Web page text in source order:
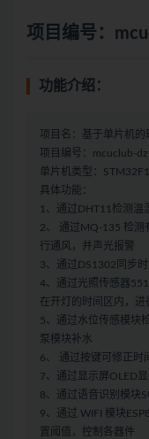
项目编号：
功能介绍：
项目名：基于单片机的
项目编号：mcuclub-
单片机类型：
具体功能：
1、通过DHT11检测温
2、 通过MQ-135 检测
行通风，并声光报警
3、通过DS1302同步
4、通过光照传感器
在开灯的时间区内，进
5、通过水位传感模块
泵模块补水
6、 通过按键可修正时
7、通过显示屏OLED
8、通过语音识别模块
9、通过 WIFI 模块
置阈值，控制各器件